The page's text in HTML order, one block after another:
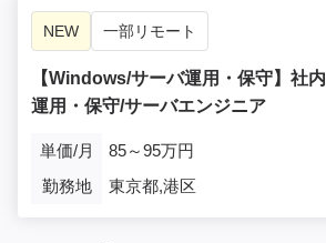
NEW 一部リモート
【Windows/サーバ運用・保守】社
運用・保守/サーバエンジニア
単価/月
85～95万円
勤務地
東京都,港区